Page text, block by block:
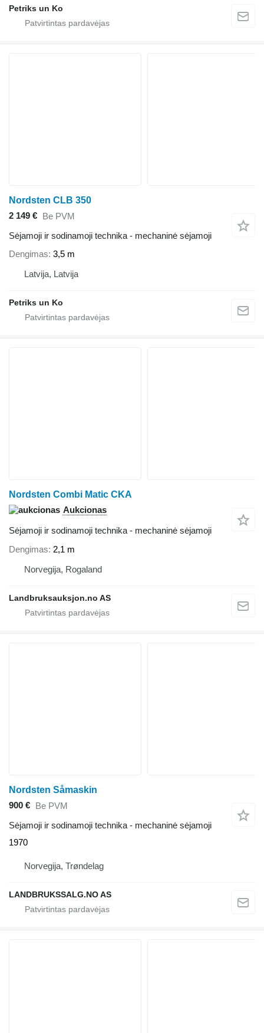
Petriks un Ko
Nordsten CLB 350
2 149 € Be PVM
Sėjamoji ir sodinamoji technika - mechaninė sėjamoji
Dengimas 3,5 m
Latvija, Latvija
Petriks un Ko
Nordsten Combi Matic CKA
Aukcionas
Sėjamoji ir sodinamoji technika - mechaninė sėjamoji
Dengimas 2,1 m
Norvegija, Rogaland
Landbruksauksjon.no AS
Nordsten Såmaskin
900 €
Be PVM
Sėjamoji ir sodinamoji technika - mechaninė sėjamoji
1970
Norvegija, Trøndelag
LANDBRUKSSALG.NO AS